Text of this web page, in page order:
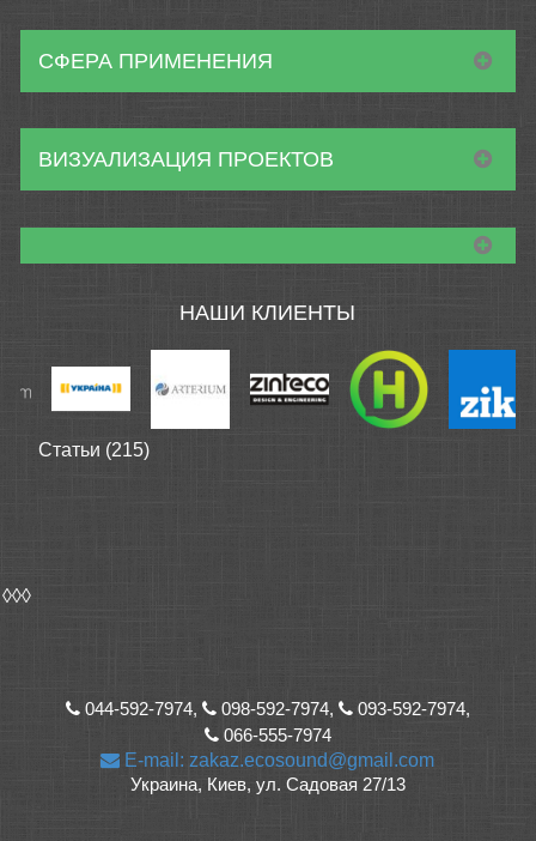
СФЕРА ПРИМЕНЕНИЯ
ВИЗУАЛИЗАЦИЯ ПРОЕКТОВ
НАШИ КЛИЕНТЫ
Статьи (215)
◊◊◊
044-592-7974, 098-592-7974,
093-592-7974,
066-555-7974
E-mail: zakaz.ecosound@gmail.com
Украина, Киев, ул. Садовая 27/13